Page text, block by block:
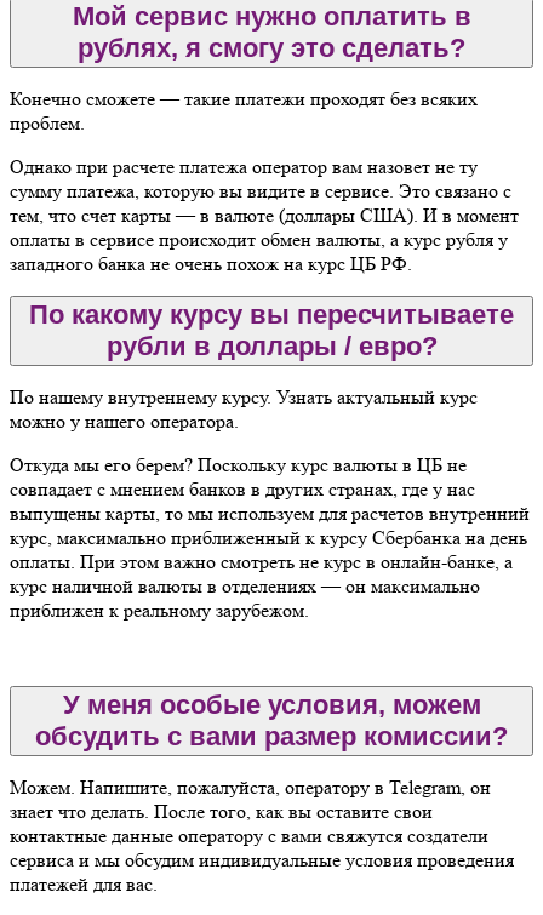
Мой сервис нужно оплатить в
рублях, я смогу это сделать?
Конечно сможете — такие платежи проходят без всяких
проблем.
Однако при расчете платежа оператор вам назовет не ту
сумму платежа, которую вы видите в сервисе. Это связано с
тем, что счет карты — в валюте (доллары США). И в момент
оплаты в сервисе происходит обмен валюты, а курс рубля у
западного банка не очень похож на курс ЦБ РФ.
По какому курсу вы пересчитываете
рубли в доллары / евро?
По нашему внутреннему курсу. Узнать актуальный курс
можно у нашего оператора.
Откуда мы его берем? Поскольку курс валюты в ЦБ не
совпадает с мнением банков в других странах, где у нас
выпущены карты, то мы используем для расчетов внутренний
курс, максимально приближенный к курсу Сбербанка на день
оплаты. При этом важно смотреть не курс в онлайн-банке, а
курс наличной валюты в отделениях — он максимально
приближен к реальному зарубежом.
У меня особые условия, можем
обсудить с вами размер комиссии?
Можем. Напишите, пожалуйста, оператору в Telegram, он
знает что делать. После того, как вы оставите свои
контактные данные оператору с вами свяжутся создатели
сервиса и мы обсудим индивидуальные условия проведения
платежей для вас.